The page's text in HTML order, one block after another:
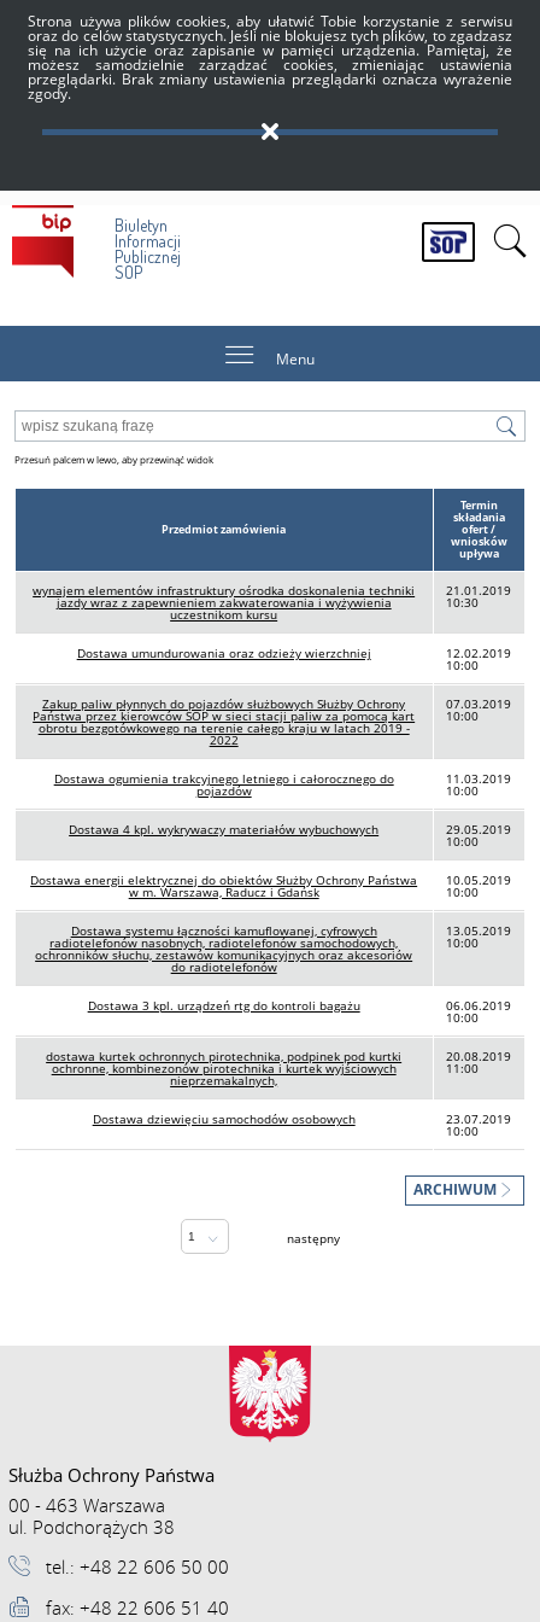
Strona używa plików cookies, aby ułatwić Tobie korzystanie z serwisu
oraz do celów statystycznych. Jeśli nie blokujesz tych plików, to zgadzasz
się na ich użycie oraz zapisanie w pamięci urządzenia. Pamiętaj, że
możesz samodzielnie zarządzać cookies, zmieniając ustawienia
przeglądarki. Brak zmiany ustawienia przeglądarki oznacza wyrażenie
zgody.
Biuletyn
Informacji
Publicznej
SOP
Menu
Przedmiot zamówienia
Termin
składania
ofert /
wniosków
upływa
wynajem elementów infrastruktury ośrodka doskonalenia techniki
jazdy wraz z zapewnieniem zakwaterowania i wyżywienia
uczestnikom kursu
21.01.2019
10:30
Dostawa umundurowania oraz odzieży wierzchniej 12.02.2019
10:00
Zakup paliw płynnych do pojazdów służbowych Służby Ochrony
Państwa przez kierowców SOP w sieci stacji paliw za pomocą kart
obrotu bezgotówkowego na terenie całego kraju w latach 2019 -
2022
07.03.2019
10:00
Dostawa ogumienia trakcyjnego letniego i całorocznego do
pojazdów
11.03.2019
10:00
Dostawa 4 kpl. wykrywaczy materiałów wybuchowych 29.05.2019
10:00
Dostawa energii elektrycznej do obiektów Służby Ochrony Państwa
w m. Warszawa, Raducz i Gdańsk
10.05.2019
10:00
Dostawa systemu łączności kamuflowanej, cyfrowych
radiotelefonów nasobnych, radiotelefonów samochodowych,
ochronników słuchu, zestawów komunikacyjnych oraz akcesoriów
do radiotelefonów
13.05.2019
10:00
Dostawa 3 kpl. urządzeń rtg do kontroli bagażu 06.06.2019
10:00
dostawa kurtek ochronnych pirotechnika, podpinek pod kurtki
ochronne, kombinezonów pirotechnika i kurtek wyjściowych
nieprzemakalnych,
20.08.2019
11:00
Dostawa dziewięciu samochodów osobowych 23.07.2019
10:00
ARCHIWUM
następny
Służba Ochrony Państwa
00 - 463 Warszawa
ul. Podchorążych 38
tel.: +48 22 606 50 00
fax: +48 22 606 51 40